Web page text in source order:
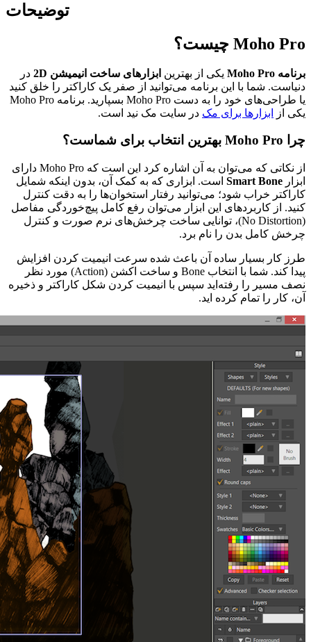
توضیحات
Moho Pro چیست؟
برنامه Moho Pro یکی از بهترین ابزارهای ساخت انیمیشن 2D
در
دنیاست. شما با این برنامه می‌توانید از صفر یک کاراکتر را خلق کنید
یا طراحی‌های خود را به دست Moho Pro بسپارید. برنامه Moho Pro
یکی از
ابزار‌ها برای مک در سایت مک نید است.
چرا Moho Pro بهترین انتخاب برای شماست؟
از نکاتی که می‌توان به آن اشاره کرد این است که Moho Pro دارای
ابزار Smart Bone است. ابزاری که به کمک آن، بدون اینکه شمایل
کاراکتر خراب شود؛ می‌توانید رفتار استخوان‌ها را به دقت کنترل
کنید. از کاربرد‌های این ابزار می‌توان رفع کامل پیچ‌خوردگی مفاصل
(No Distortion)، توانایی ساخت چرخش‌های نرم صورت و کنترل
چرخش کامل بدن را نام برد.
طرز کار بسیار ساده آن باعث شده سرعت انیمیت کردن افزایش
پیدا کند. شما با انتخاب Bone و ساخت اکشن (Action) مورد نظر
نصف مسیر را رفته‌اید سپس با انیمیت کردن شکل کاراکتر و ذخیره
آن، کار را تمام کرده ‌اید.